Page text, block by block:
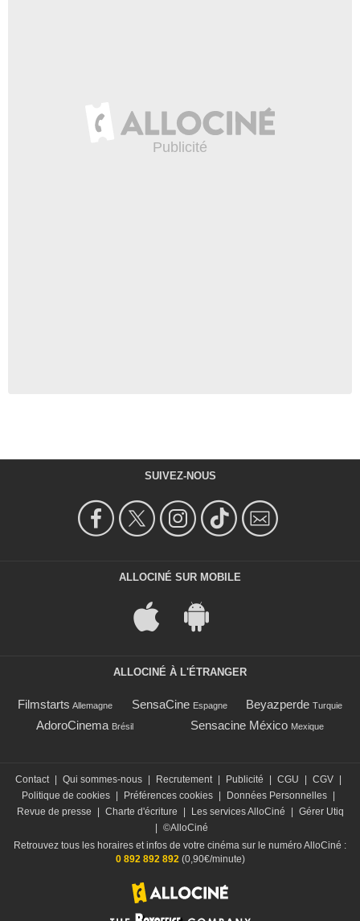
SUIVEZ-NOUS
ALLOCINÉ SUR MOBILE
ALLOCINÉ À L'ÉTRANGER
Filmstarts Allemagne SensaCine Espagne Beyazperde Turquie
AdoroCinema Brésil Sensacine México Mexique
Contact | Qui sommes-nous | Recrutement | Publicité | CGU | CGV |
Politique de cookies | Préférences cookies | Données Personnelles |
Revue de presse
| Charte d'écriture | Les services AlloCiné | Gérer Utiq
| ©AlloCiné
Retrouvez tous les horaires et infos de votre cinéma sur le numéro AlloCiné :
0 892 892 892 (0,90€/minute)